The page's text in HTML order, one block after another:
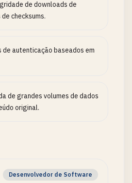
de downloads de
checksums.
de autenticação baseados em
de grandes volumes de dados
original.
Desenvolvedor de Software